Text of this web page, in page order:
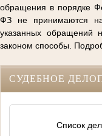
обращения в порядке
ФЗ не принимаются
указанных обращений
законом способы.
СУДЕБНОЕ
Список